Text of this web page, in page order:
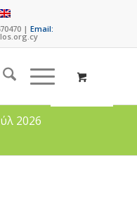
|Email:
2026